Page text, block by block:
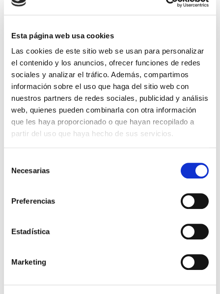
Esta página web usa cookies
Las cookies de este sitio web se usan para personalizar
el contenido y los anuncios, ofrecer funciones de redes
sociales y analizar el tráfico. Además, compartimos
información sobre el uso que haga del sitio web con
nuestros partners de redes sociales, publicidad y análisis
web, quienes pueden combinarla con otra información
que les haya proporcionado o que hayan recopilado a
partir del uso que haya hecho de sus servicios.
Necesarias
Preferencias
Estadística
Marketing
(SIN IVA).
Los que compraron este
producto, también
compraron
(Colección Teología
Contemporánea Clie)